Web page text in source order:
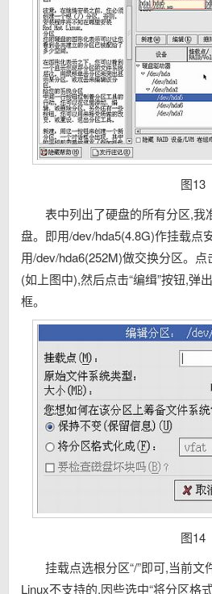
图13
表中列出了硬盘的所有分区,我
盘。即用/dev/hda5(4.8G)作挂载点
用/dev/hda6(252M)做交换分区。点
(如上图中),然后点击“编缉”按钮,弹
框。
图14
挂载点选根分区“/”即可,当前文
Linux不支持的,因些选中“将分区格